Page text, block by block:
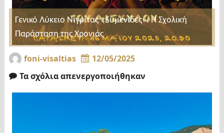
Γενικό Λύκειο Νιγρίτας «Ευμενίδες»: Η Σχολική
Παράσταση της Χρονιάς
foni-visaltias
12/05/2025
Τα σχόλια απενεργοποιήθηκαν